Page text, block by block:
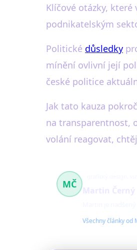
Klíčové otázky,
podnikatelským
Politické důsledky
mínění ovlivní její
české politice
Jak tato kauza
na transparentnost,
volání reagovat,
MČ
Všechny články od